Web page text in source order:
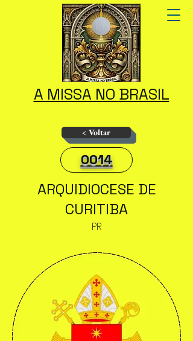
A MISSA NO BRASIL
< Voltar
0014
ARQUIDIOCESE DE
CURITIBA
PR